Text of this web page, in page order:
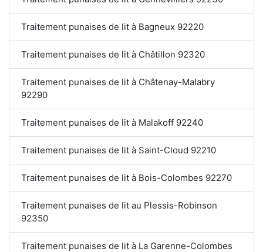
Traitement punaises de lit à Bagneux 92220
Traitement punaises de lit à Châtillon 92320
Traitement punaises de lit à Châtenay-Malabry
92290
Traitement punaises de lit à Malakoff 92240
Traitement punaises de lit à Saint-Cloud 92210
Traitement punaises de lit à Bois-Colombes 92270
Traitement punaises de lit au Plessis-Robinson
92350
Traitement punaises de lit à La Garenne-Colombes